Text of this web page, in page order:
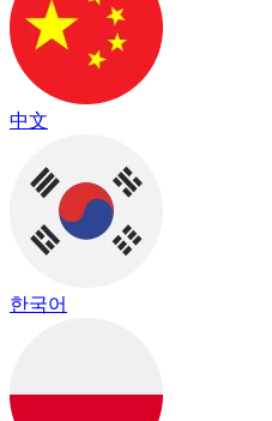
中文
한국어